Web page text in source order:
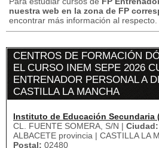
nuestra web en la zona de FP
encontrar más información al respecto.
CENTROS DE FORMACIÓN
EL CURSO INEM SEPE 2026
ENTRENADOR PERSONAL A
CASTILLA LA MANCHA
Instituto de Educación Secundaria
CL. FUENTE SOMERA, S/N | Ciudad:
ALBACETE provincia | CASTILLA LA
Postal: 02480